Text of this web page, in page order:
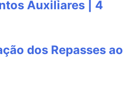
Auxiliares | 4
dos Repasses ao